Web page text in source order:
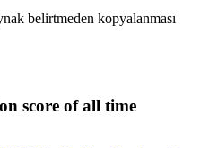
belirtmeden kopyalanması
score of all time